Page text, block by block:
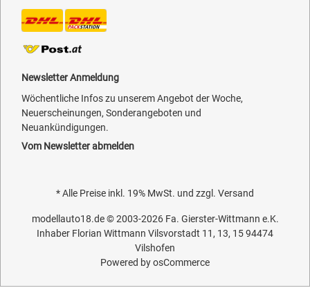
Newsletter Anmeldung
Wöchentliche Infos zu unserem Angebot der Woche,
Neuerscheinungen, Sonderangeboten und
Neuankündigungen.
Vom Newsletter abmelden
* Alle Preise inkl. 19% MwSt. und zzgl. Versand
modellauto18.de© 2003-2026 Fa. Gierster-Wittmann e.K.
Inhaber Florian Wittmann Vilsvorstadt 11, 13, 15 94474
Vilshofen
Powered byosCommerce